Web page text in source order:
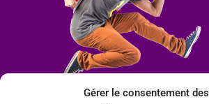
Gérer le consentement des